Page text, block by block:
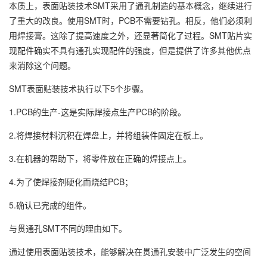
本质上，表面贴装技术SMT采用了通孔制造的基本概念，继续进行
了重大的改良。使用SMT时，PCB不需要钻孔。相反，他们必须利
用焊接膏。这除了提高速度之外，还显著简化了过程。SMT贴片实
现配件确实不具有通孔实现配件的强度，但是提供了许多其他优点
来消除这个问题。
SMT表面贴装技术执行以下5个步骤。
1.PCB的生产-这是实际焊接点生产PCB的阶段。
2.将焊接材料沉积在焊盘上，并将组装件固定在板上。
3.在机器的帮助下，将零件放在正确的焊接点上。
4.为了使焊接剂硬化而烧结PCB；
5.确认已完成的组件。
与贯通孔SMT不同的理由如下。
通过使用表面贴装技术，能够解决在贯通孔安装中广泛发生的空间